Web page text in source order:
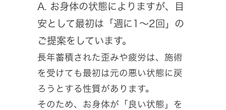
A. お身体の状態によりますが、目
安として最初は「週に1〜2回」の
ご提案をしています。
長年蓄積された歪みや疲労は、施術
を受けても最初は元の悪い状態に戻
ろうとする性質があります。
そのため、お身体が「良い状態」を